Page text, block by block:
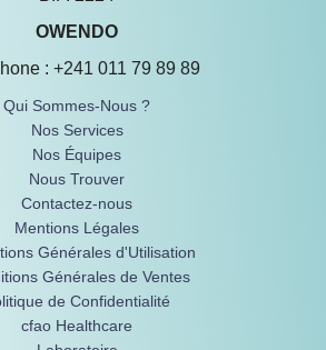
OWENDO
: +241 011 79 89 89
Qui Sommes-Nous ?
Nos Services
Nos Équipes
Nous Trouver
Contactez-nous
Mentions Légales
Générales d'Utilisation
Générales de Ventes
de Confidentialité
cfao Healthcare